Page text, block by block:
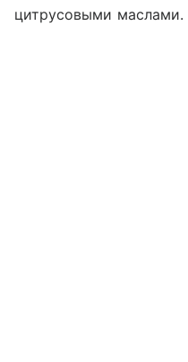
цитрусовыми маслами.